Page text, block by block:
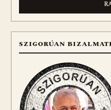
SZIGORÚAN